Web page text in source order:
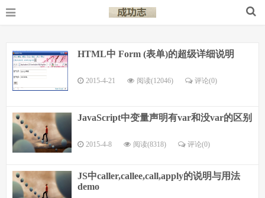
HTML中 Form (表单)的超级详细说明
2015-4-21 阅读(12046) 评论(0)
JavaScript中变量声明有var和没var的区别
2015-4-8 阅读(8318) 评论(0)
JS中caller,callee,call,apply的说明与用法
demo